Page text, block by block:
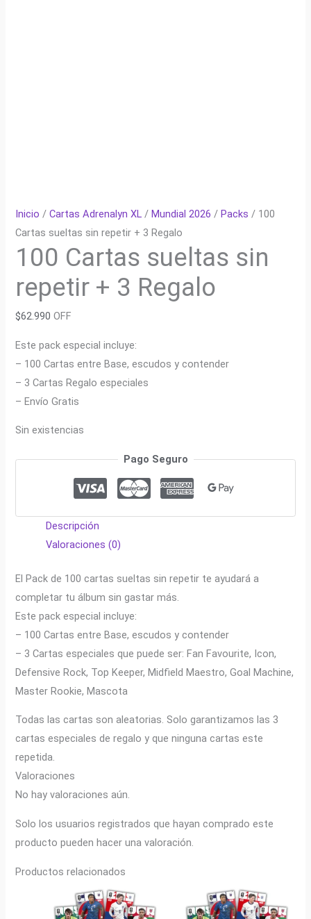
Inicio /Cartas Adrenalyn XL /Mundial 2026 /Packs / 100
Cartas sueltas sin repetir + 3 Regalo
100 Cartas sueltas sin
repetir + 3 Regalo
$62.990 OFF
Este pack especial incluye:
– 100 Cartas entre Base, escudos y contender
– 3 Cartas Regalo especiales
– Envío Gratis
Sin existencias
Pago Seguro
Descripción
Valoraciones (0)
El Pack de 100 cartas sueltas sin repetir te ayudará a
completar tu álbum sin gastar más.
Este pack especial incluye:
– 100 Cartas entre Base, escudos y contender
– 3 Cartas especiales que puede ser: Fan Favourite, Icon,
Defensive Rock, Top Keeper, Midfield Maestro, Goal Machine,
Master Rookie, Mascota
Todas las cartas son aleatorias. Solo garantizamos las 3
cartas especiales de regalo y que ninguna cartas este
repetida.
Valoraciones
No hay valoraciones aún.
Solo los usuarios registrados que hayan comprado este
producto pueden hacer una valoración.
Productos relacionados